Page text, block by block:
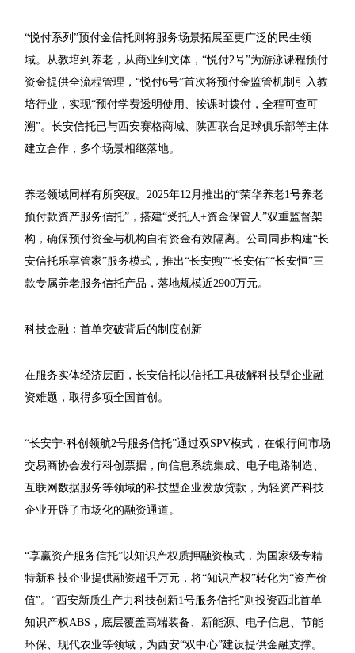
“悦付系列”预付金信托则将服务场景拓展至更广泛的民生领
域。从教培到养老，从商业到文体，“悦付2号”为游泳课程预付
资金提供全流程管理，“悦付6号”首次将预付金监管机制引入教
培行业，实现“预付学费透明使用、按课时拨付，全程可查可
溯”。长安信托已与西安赛格商城、陕西联合足球俱乐部等主体
建立合作，多个场景相继落地。
养老领域同样有所突破。2025年12月推出的“荣华养老1号养老
预付款资产服务信托”，搭建“受托人+资金保管人”双重监督架
构，确保预付资金与机构自有资金有效隔离。公司同步构建“长
安信托乐享管家”服务模式，推出“长安煦”“长安佑”“长安恒”三
款专属养老服务信托产品，落地规模近2900万元。
科技金融：首单突破背后的制度创新
在服务实体经济层面，长安信托以信托工具破解科技型企业融
资难题，取得多项全国首创。
“长安宁·科创领航2号服务信托”通过双SPV模式，在银行间市场
交易商协会发行科创票据，向信息系统集成、电子电路制造、
互联网数据服务等领域的科技型企业发放贷款，为轻资产科技
企业开辟了市场化的融资通道。
“享赢资产服务信托”以知识产权质押融资模式，为国家级专精
特新科技企业提供融资超千万元，将“知识产权”转化为“资产价
值”。“西安新质生产力科技创新1号服务信托”则投资西北首单
知识产权ABS，底层覆盖高端装备、新能源、电子信息、节能
环保、现代农业等领域，为西安“双中心”建设提供金融支撑。